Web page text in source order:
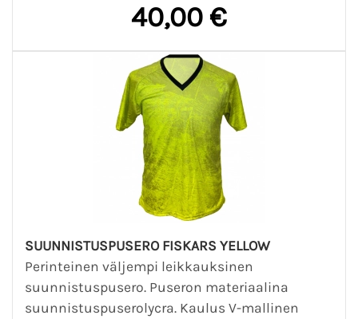
40,00 €
SUUNNISTUSPUSERO FISKARS YELLOW
Perinteinen väljempi leikkauksinen
suunnistuspusero. Puseron materiaalina
suunnistuspuserolycra. Kaulus V-mallinen